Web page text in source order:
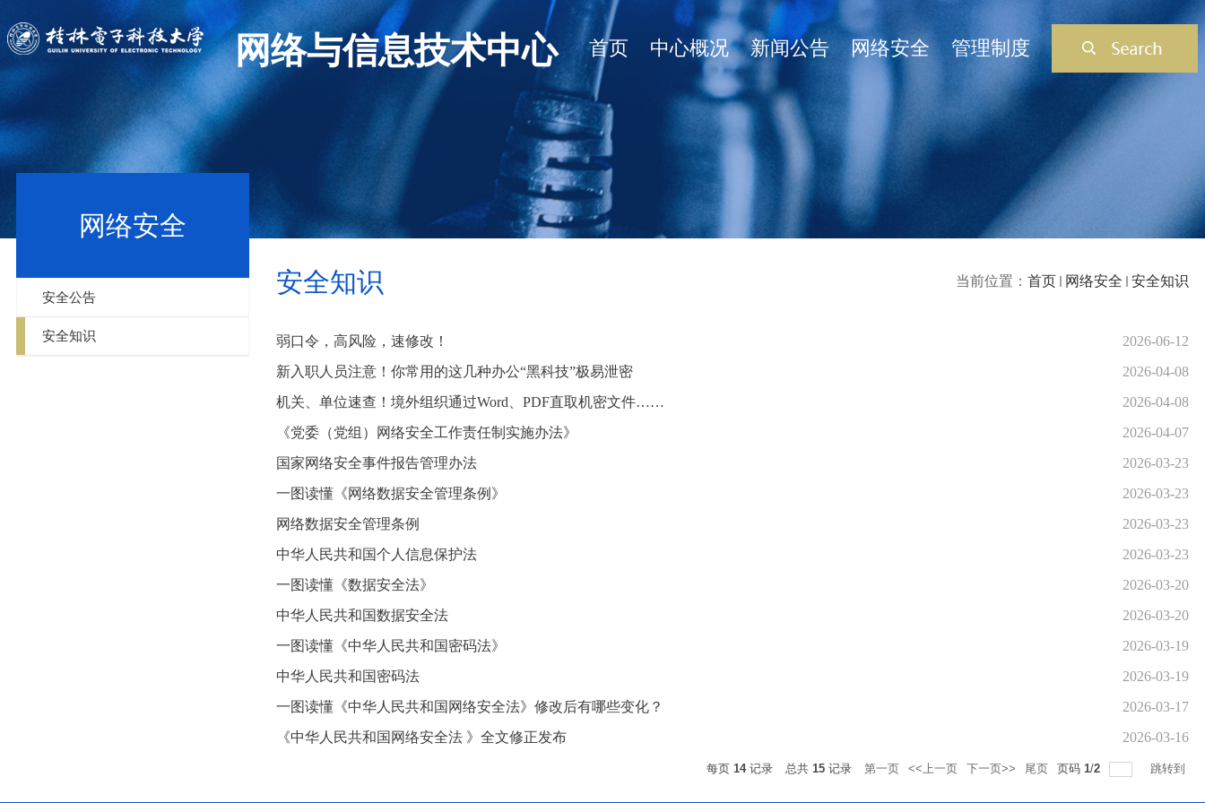
网络与信息技术中心 首页 中心概况 新闻公告 网络安全 管理制度
网络安全
安全公告
安全知识
当前位置： 首页 网络安全 安全知识
安全知识
弱口令，高风险，速修改！
2026-06-12
新入职人员注意！你常用的这几种办公“黑科技”极易泄密
2026-04-08
机关、单位速查！境外组织通过Word、PDF直取机密文件……
2026-04-08
《党委（党组）网络安全工作责任制实施办法》
2026-04-07
国家网络安全事件报告管理办法
2026-03-23
一图读懂《网络数据安全管理条例》
2026-03-23
网络数据安全管理条例
2026-03-23
中华人民共和国个人信息保护法
2026-03-23
一图读懂《数据安全法》
2026-03-20
中华人民共和国数据安全法
2026-03-20
一图读懂《中华人民共和国密码法》
2026-03-19
中华人民共和国密码法
2026-03-19
一图读懂《中华人民共和国网络安全法》修改后有哪些变化？
2026-03-17
《​中华人民共和国网络安全法 》全文修正发布
2026-03-16
每页 14记录 总共 15 记录 第一页 <<上一页 下一页>> 尾页 页码 1/2 跳转到